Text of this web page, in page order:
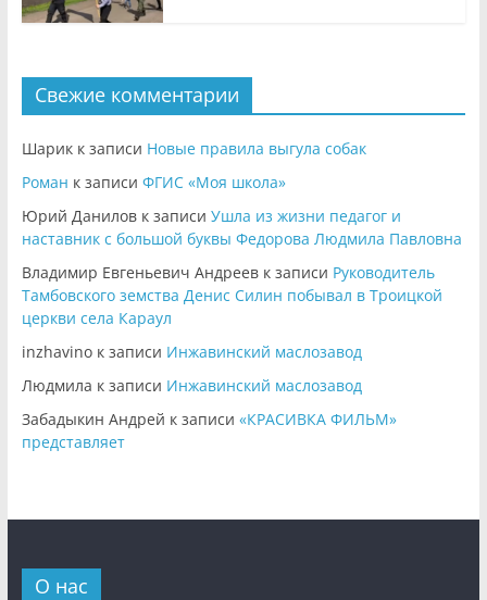
Свежие комментарии
Шарикк записи Новые правила выгула собак
Роман к записи ФГИС «Моя школа»
Юрий Даниловк записи Ушла из жизни педагог и
наставник с большой буквы Федорова Людмила Павловна
Владимир Евгеньевич Андреевк записи Руководитель
Тамбовского земства Денис Силин побывал в Троицкой
церкви села Караул
inzhavinoк записи Инжавинский маслозавод
Людмила к записи Инжавинский маслозавод
Забадыкин Андрей к записи «КРАСИВКА ФИЛЬМ»
представляет
О нас